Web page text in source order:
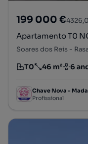
199 000 €
Apartamento T0
Tipologia
T0
Preço por metro
46 m²
Andar 6
Chave Nova -
Profissional